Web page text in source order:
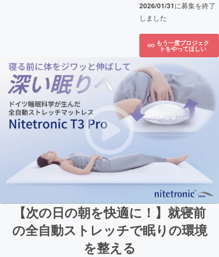
2026/01/31に募集を終了
しました
もう一度プロジェク
トをやってほしい
【次の日の朝を快適に！】就寝前
の全自動ストレッチで眠りの環境
を整える